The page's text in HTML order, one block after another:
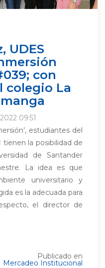
UDES
con
colegio La
09:51
estudiantes del
tienen la posibilidad de
de Santander
La idea es que
universitario y
es la adecuada para
el director de
Publicado en
Mercadeo Institucional